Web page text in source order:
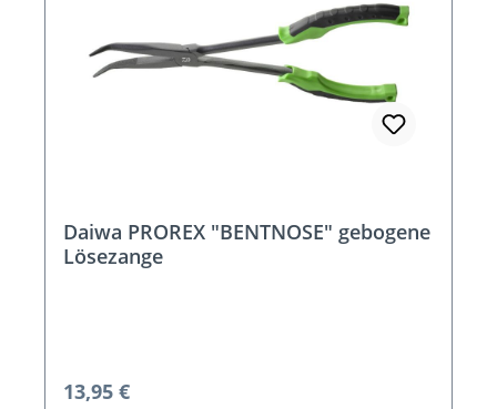
Daiwa PROREX "BENTNOSE" gebogene
Lösezange
Regulärer Preis:
13,95 €